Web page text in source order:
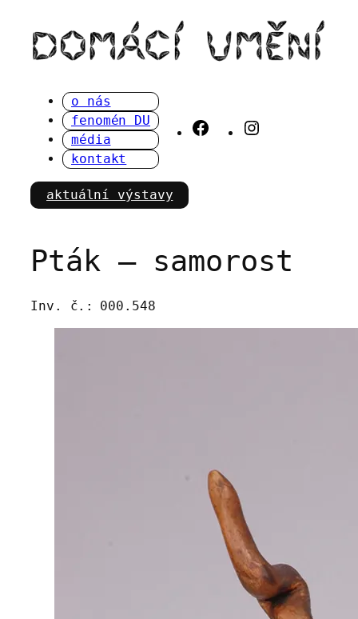
obsah
o nás
fenomén DU
média
kontakt
Facebook
aktuální výstavy
Pták – samorost
Inv. č.: 000.548